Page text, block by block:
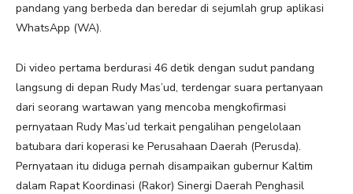
pandang yang berbeda dan beredar di sejumlah grup aplikasi
WhatsApp (WA).
Di video pertama berdurasi 46 detik dengan sudut pandang
langsung di depan Rudy Mas’ud, terdengar suara pertanyaan
dari seorang wartawan yang mencoba mengkofirmasi
pernyataan Rudy Mas’ud terkait pengalihan pengelolaan
batubara dari koperasi ke Perusahaan Daerah (Perusda).
Pernyataan itu diduga pernah disampaikan gubernur Kaltim
dalam Rapat Koordinasi (Rakor) Sinergi Daerah Penghasil